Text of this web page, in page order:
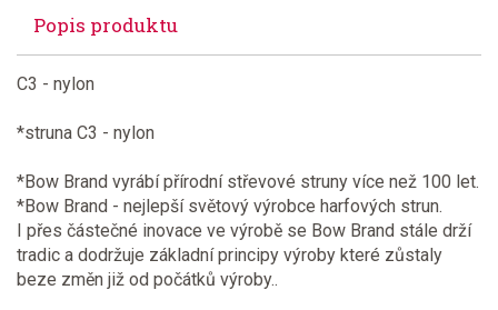
Popis produktu
C3 - nylon
*struna C3 - nylon
*Bow Brand vyrábí přírodní střevové struny více než 100 let.
*Bow Brand - nejlepší světový výrobce harfových strun.
I přes částečné inovace ve výrobě se Bow Brand stále drží
tradic a dodržuje základní principy výroby které zůstaly
beze změn již od počátků výroby..